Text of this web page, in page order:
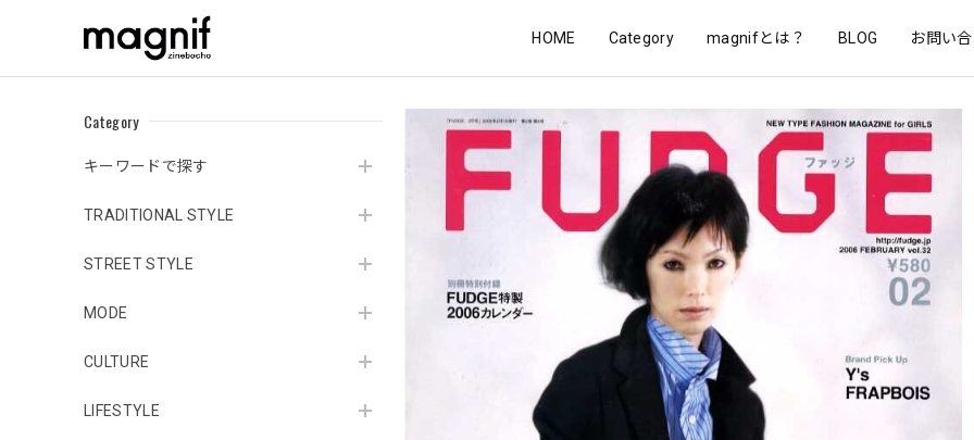
HOME Category magnifとは？ BLOG お問い
Category
キーワードで探す
TRADITIONAL STYLE
STREET STYLE
MODE
CULTURE
LIFESTYLE